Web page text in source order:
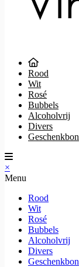
Rood
Wit
Rosé
Bubbels
Alcoholvrij
Divers
Geschenkbon
×
Menu
Rood
Wit
Rosé
Bubbels
Alcoholvrij
Divers
Geschenkbon